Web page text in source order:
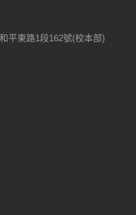
平東路1段162號(校本部)